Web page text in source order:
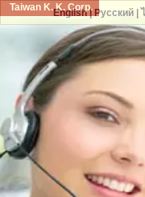
Taiwan K. K. Corp.
English| Русский|